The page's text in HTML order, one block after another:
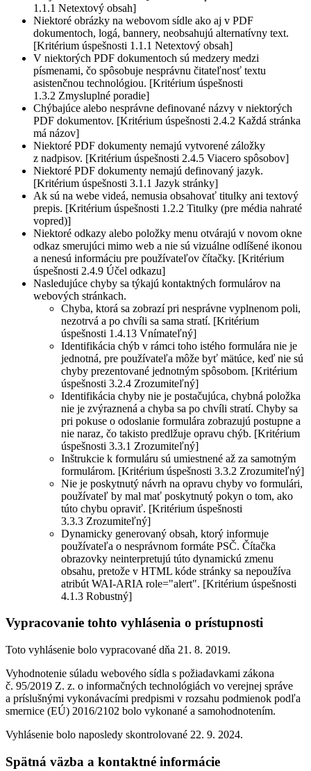
1.1.1 Netextový obsah]
Niektoré obrázky na webovom sídle ako aj v PDF
dokumentoch, logá, bannery, neobsahujú alternatívny text.
[Kritérium úspešnosti 1.1.1 Netextový obsah]
V niektorých PDF dokumentoch sú medzery medzi
písmenami, čo spôsobuje nesprávnu čitateľnosť textu
asistenčnou technológiou. [Kritérium úspešnosti
1.3.2 Zmysluplné poradie]
Chýbajúce alebo nesprávne definované názvy v niektorých
PDF dokumentov. [Kritérium úspešnosti 2.4.2 Každá stránka
má názov]
Niektoré PDF dokumenty nemajú vytvorené záložky
z nadpisov. [Kritérium úspešnosti 2.4.5 Viacero spôsobov]
Niektoré PDF dokumenty nemajú definovaný jazyk.
[Kritérium úspešnosti 3.1.1 Jazyk stránky]
Ak sú na webe videá, nemusia obsahovať titulky ani textový
prepis. [Kritérium úspešnosti 1.2.2 Titulky (pre média nahraté
vopred)]
Niektoré odkazy alebo položky menu otvárajú v novom okne
odkaz smerujúci mimo web a nie sú vizuálne odlíšené ikonou
a nenesú informáciu pre používateľov čítačky. [Kritérium
úspešnosti 2.4.9 Účel odkazu]
Nasledujúce chyby sa týkajú kontaktných formulárov na
webových stránkach.
Chyba, ktorá sa zobrazí pri nesprávne vyplnenom poli,
nezotrvá a po chvíli sa sama stratí. [Kritérium
úspešnosti 1.4.13 Vnímateľný]
Identifikácia chýb v rámci toho istého formulára nie je
jednotná, pre používateľa môže byť mätúce, keď nie sú
chyby prezentované jednotným spôsobom. [Kritérium
úspešnosti 3.2.4 Zrozumiteľný]
Identifikácia chyby nie je postačujúca, chybná položka
nie je zvýraznená a chyba sa po chvíli stratí. Chyby sa
pri pokuse o odoslanie formulára zobrazujú postupne a
nie naraz, čo takisto predlžuje opravu chýb. [Kritérium
úspešnosti 3.3.1 Zrozumiteľný]
Inštrukcie k formuláru sú umiestnené až za samotným
formulárom. [Kritérium úspešnosti 3.3.2 Zrozumiteľný]
Nie je poskytnutý návrh na opravu chyby vo formulári,
používateľ by mal mať poskytnutý pokyn o tom, ako
túto chybu opraviť. [Kritérium úspešnosti
3.3.3 Zrozumiteľný]
Dynamicky generovaný obsah, ktorý informuje
používateľa o nesprávnom formáte PSČ. Čítačka
obrazovky neinterpretujú túto dynamickú zmenu
obsahu, pretože v HTML kóde stránky sa nepoužíva
atribút WAI-ARIA role="alert". [Kritérium úspešnosti
4.1.3 Robustný]
Vypracovanie tohto vyhlásenia o prístupnosti
Toto vyhlásenie bolo vypracované dňa 21. 8. 2019.
Vyhodnotenie súladu webového sídla s požiadavkami zákona
č. 95/2019 Z. z. o informačných technológiách vo verejnej správe
a príslušnými vykonávacími predpismi v rozsahu podmienok podľa
smernice (EÚ) 2016/2102 bolo vykonané a samohodnotením.
Vyhlásenie bolo naposledy skontrolované 22. 9. 2024.
Spätná väzba a kontaktné informácie